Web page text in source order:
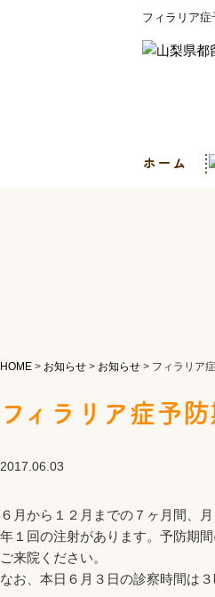
フィラリア
HOME > お知らせ > お知らせ > フィラリア
フィラリア症予
2017.06.03
６月から１２月までの７ヶ月間、
年１回の注射があります。予防期
ご来院ください。
なお、本日６月３日の診察時間は３